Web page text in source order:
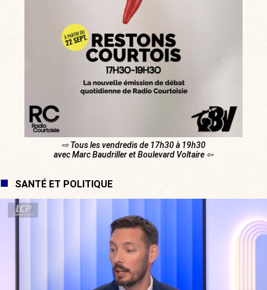
⇨ Tous les vendredis de 17h30 à 19h30
avec Marc Baudriller et Boulevard Voltaire ⇦
SANTÉ ET POLITIQUE